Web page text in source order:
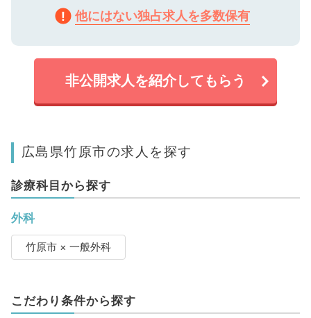
他にはない独占求人を多数保有
非公開求人を紹介してもらう
広島県竹原市の求人を探す
診療科目から探す
外科
竹原市 × 一般外科
こだわり条件から探す